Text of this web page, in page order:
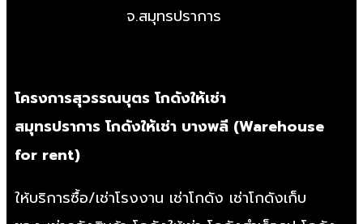
จ.สมุทรปราการ
โครงการสุวรรณบุตร โกดังให้เช่า
สมุทรปราการ โกดังให้เช่า บางพลี (Warehouse
for rent)
ให้บริการซื้อ/เช่าโรงงาน เช่าโกดัง เช่าโกดังเก็บ